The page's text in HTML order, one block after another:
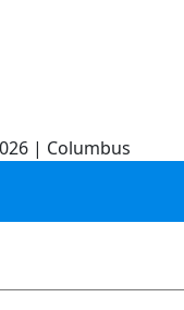
| Columbus